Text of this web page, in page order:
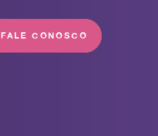
FALE CONOSCO